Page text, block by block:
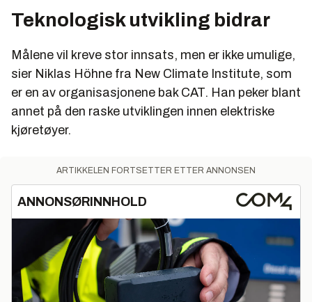
Teknologisk utvikling bidrar
Målene vil kreve stor innsats, men er ikke umulige,
sier Niklas Höhne fra New Climate Institute, som
er en av organisasjonene bak CAT. Han peker blant
annet på den raske utviklingen innen elektriske
kjøretøyer.
ARTIKKELEN FORTSETTER ETTER ANNONSEN
ANNONSØRINNHOLD